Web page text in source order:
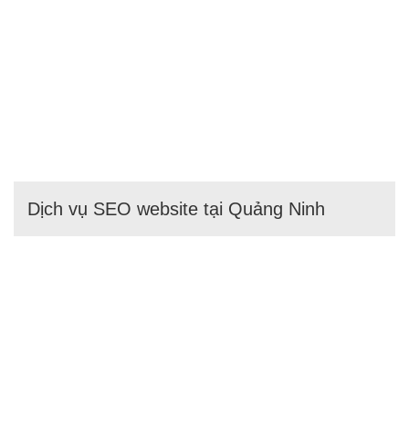
Dịch vụ SEO website tại Quảng Ninh